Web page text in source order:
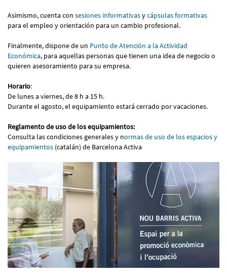
Asimismo, cuenta con sesiones informativasycápsulas formativas
para el empleo y orientación para un cambio profesional.
Finalmente, dispone de un Punto de Atención a la Actividad
Económica, para aquellas personas que tienen una idea de negocio o
quieren asesoramiento para su empresa.
Horario:
De lunes a viernes, de 8 h a 15 h.
Durante el agosto, el equipamiento estará cerrado por vacaciones.
Reglamento de uso de los equipamientos:
Consulta las condiciones generales y normas de uso de los espacios y
equipamientos (catalán) de Barcelona Activa